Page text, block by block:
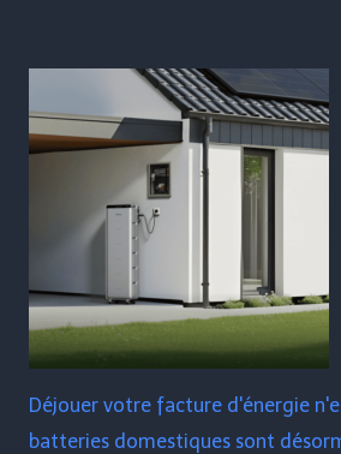
Déjouer votre facture d'énergie
batteries domestiques sont